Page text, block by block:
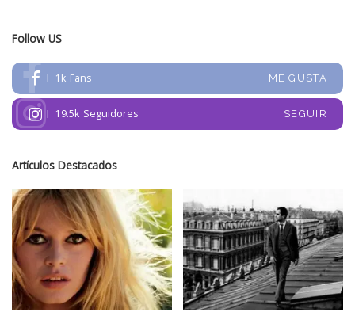
Follow US
1k Fans ME GUSTA
19.5k Seguidores SEGUIR
Artículos Destacados